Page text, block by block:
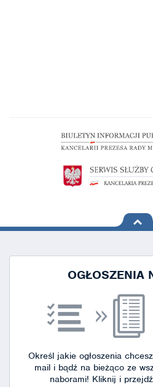
na górę
OGŁOSZENIA
Określ jakie ogłoszenia
mail i bądź na bieżąco ze
naborami! Kliknij i